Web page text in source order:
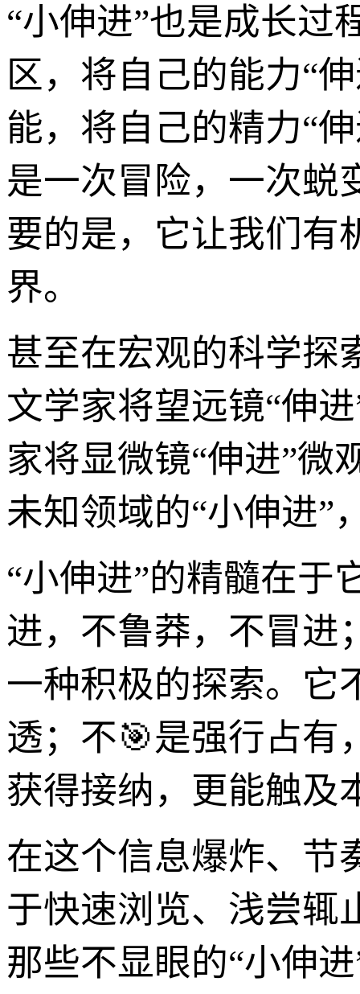
“小伸进”也是成长过
区，将自己的能力“
能，将自己的精力“
是一次冒险，一次蜕
要的是，它让我们有
界。
甚至在宏观的科学探
文学家将望远镜“伸
家将显微镜“伸进”微
未知领域的“小伸进”
“小伸进”的精髓在于
进，不鲁莽，不冒进
一种积极的探索。它
透；不🎯是强行占有
获得接纳，更能触及
在这个信息爆炸、节
于快速浏览、浅尝辄
那些不显眼的“小伸